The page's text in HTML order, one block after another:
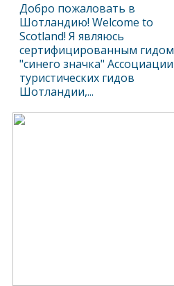
Добро пожаловать в
Шотландию! Welcome to
Scotland! Я являюсь
сертифицированным гидом
"синего значка" Ассоциации
туристических гидов
Шотландии,...